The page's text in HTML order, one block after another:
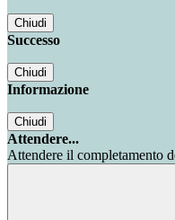
Chiudi
Successo
Chiudi
Informazione
Chiudi
Attendere...
Attendere il completamento